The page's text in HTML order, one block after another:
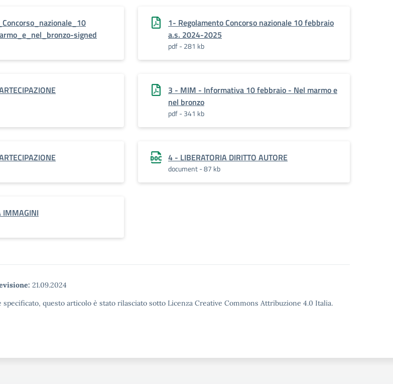
signed
1- Regolamento Concorso nazionale 10 febbraio
a.s. 2024-2025
pdf - 281 kb
3 - MIM - Informativa 10 febbraio - Nel marmo e
nel bronzo
pdf - 341 kb
4 - LIBERATORIA DIRITTO AUTORE
document - 87 kb
IMMAGINI
21.09.2024
specificato, questo articolo è stato rilasciato sotto Licenza Creative Commons Attribuzione 4.0 Italia.